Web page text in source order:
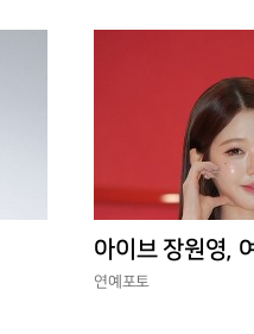
아이브 장원영,
연예포토